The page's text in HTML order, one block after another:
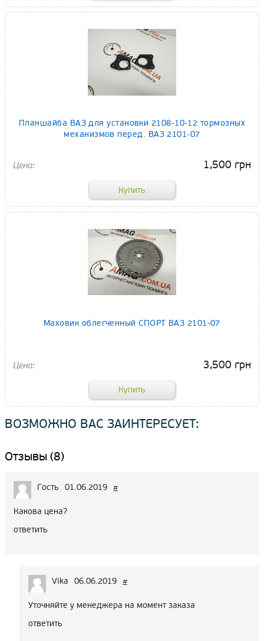
Планшайба ВАЗ для установки 2108-10-12 тормозных
механизмов перед. ВАЗ 2101-07
1,500 грн
Маховик облегченный СПОРТ ВАЗ 2101-07
3,500 грн
ВОЗМОЖНО ВАС ЗАИНТЕРЕСУЕТ:
Отзывы (8)
Гость 01.06.2019 #
Какова цена?
ответить
Vika 06.06.2019 #
Уточняйте у менеджера на момент заказа
ответить